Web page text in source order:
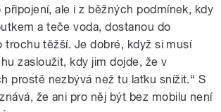
připojení, ale i z běžných podmínek, kdy
a teče voda, dostanou do
trochu těžší. Je dobré, když si musí
zasloužit, kdy jim dojde, že v
prostě nezbývá než tu laťku snížit.“ S
že ani pro něj být bez mobilu není